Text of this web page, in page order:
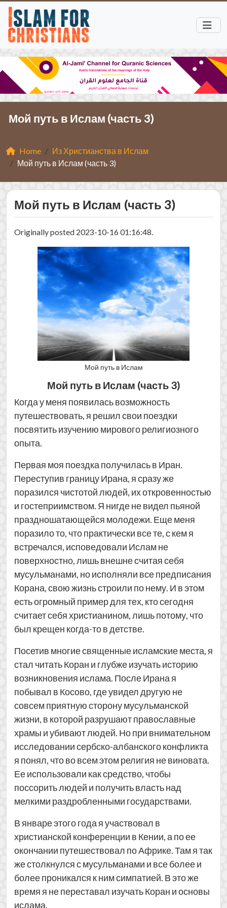
Мой путь в Ислам (часть 3)
Home
Из Христианства в Ислам
Мой путь в Ислам (часть 3)
Мой путь в Ислам (часть 3)
Originally posted 2023-10-16 01:16:48.
Мой путь в Ислам
Мой путь в Ислам (часть 3)
Когда у меня появилась возможность
путешествовать, я решил свои поездки
посвятить изучению мирового религиозного
опыта.
Первая моя поездка получилась в Иран.
Переступив границу Ирана, я сразу же
поразился чистотой людей, их откровенностью
и гостеприимством. Я нигде не видел пьяной
праздношатающейся молодежи. Еще меня
поразило то, что практически все те, с кем я
встречался, исповедовали Ислам не
поверхностно, лишь внешне считая себя
мусульманами, но исполняли все предписания
Корана, свою жизнь строили по нему. И в этом
есть огромный пример для тех, кто сегодня
считает себя христианином, лишь потому, что
был крещен когда-то в детстве.
Посетив многие священные исламские места, я
стал читать Коран и глубже изучать историю
возникновения ислама. После Ирана я
побывал в Косово, где увидел другую не
совсем приятную сторону мусульманской
жизни, в которой разрушают православные
храмы и убивают людей. Но при внимательном
исследовании сербско-албанского конфликта
я понял, что во всем этом религия не виновата.
Ее использовали как средство, чтобы
поссорить людей и получить власть над
мелкими раздробленными государствами.
В январе этого года я участвовал в
христианской конференции в Кении, а по ее
окончании путешествовал по Африке. Там я так
же столкнулся с мусульманами и все более и
более проникался к ним симпатией. В это же
время я не переставал изучать Коран и основы
ислама.